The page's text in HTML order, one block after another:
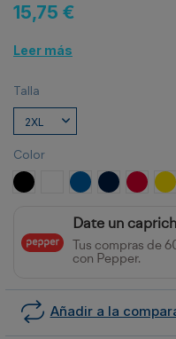
15,75 €
Leer más
Talla
Color
NEGRO BLANCOROYAL MARINOROJO
Date un
Tus compras de
con Pepper.
Añadir a la